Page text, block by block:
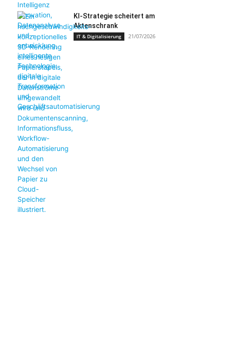
KI-Strategie scheitert am
Aktenschrank
IT & Digitalisierung 21/07/2026